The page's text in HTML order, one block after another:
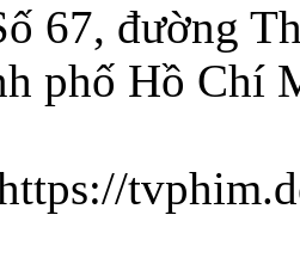
67, đường
phố Hồ Chí